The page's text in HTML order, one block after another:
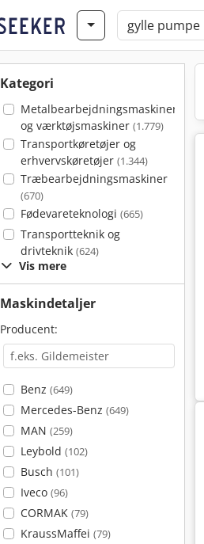
Kategori
Metalbearbejdningsmaskiner
og værktøjsmaskiner (1.779)
Transportkøretøjer og
erhvervskøretøjer (1.344)
Træbearbejdningsmaskiner
(670)
Fødevareteknologi (665)
Transportteknik og
drivteknik (624)
Vis mere
Maskindetaljer
Producent:
Benz (649)
Mercedes-Benz (649)
MAN (259)
Leybold (102)
Busch (101)
Iveco (96)
CORMAK (79)
KraussMaffei (79)